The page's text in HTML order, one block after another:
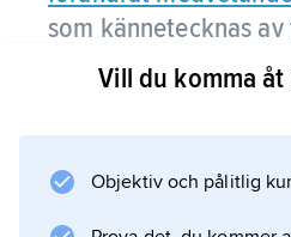
som kännetecknas
inre verklighet där
av sig självt och
I vanligt språkbruk avses
Vill du komma
Objektiv och pålitlig